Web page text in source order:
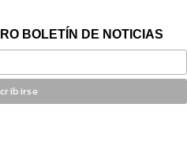
BOLETÍN DE NOTICIAS